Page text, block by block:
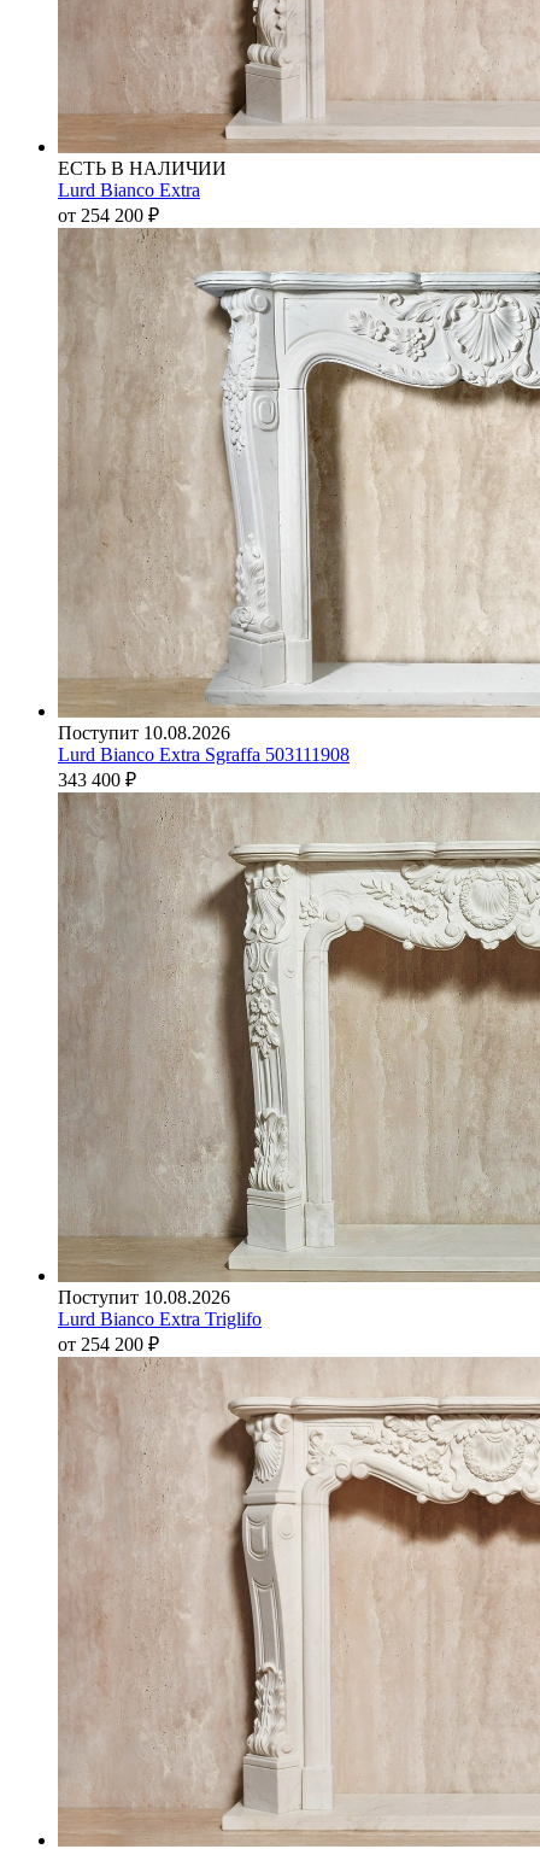
ЕСТЬ В НАЛИЧИИ
Lurd Bianco Extra
от 254 200 ₽
Поступит 10.08.2026
Lurd Bianco Extra Sgraffa 503111908
343 400 ₽
Поступит 10.08.2026
Lurd Bianco Extra Triglifo
от 254 200 ₽